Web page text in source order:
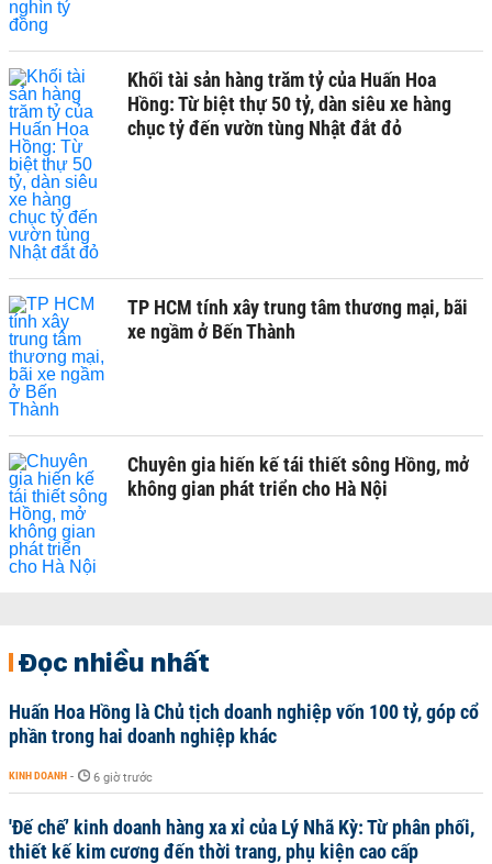
Khối tài sản hàng trăm tỷ của Huấn Hoa
Hồng: Từ biệt thự 50 tỷ, dàn siêu xe hàng
chục tỷ đến vườn tùng Nhật đắt đỏ
TP HCM tính xây trung tâm thương mại, bãi
xe ngầm ở Bến Thành
Chuyên gia hiến kế tái thiết sông Hồng, mở
không gian phát triển cho Hà Nội
Đọc nhiều nhất
Huấn Hoa Hồng là Chủ tịch doanh nghiệp vốn 100 tỷ, góp cổ
phần trong hai doanh nghiệp khác
KINH DOANH - 6 giờ trước
'Đế chế’ kinh doanh hàng xa xỉ của Lý Nhã Kỳ: Từ phân phối,
thiết kế kim cương đến thời trang, phụ kiện cao cấp